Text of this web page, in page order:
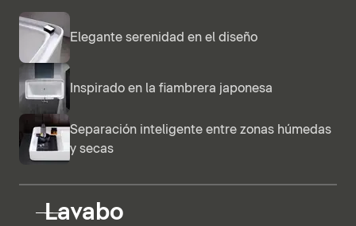
Elegante serenidad en el diseño
Inspirado en la fiambrera japonesa
Separación inteligente entre zonas húmedas
y secas
Lavabo